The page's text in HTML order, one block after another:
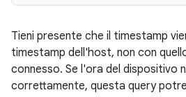
Tieni presente che il timestamp
timestamp dell'host, non con
connesso. Se l'ora del dispositivo
correttamente, questa query